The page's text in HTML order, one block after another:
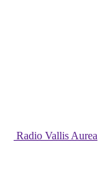
Radio Vallis Aurea